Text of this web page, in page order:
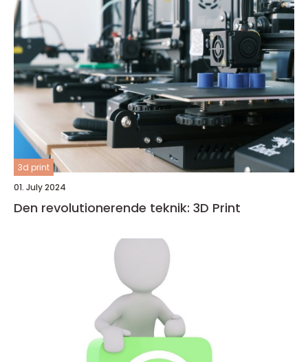
3d print
01. July 2024
Den revolutionerende teknik: 3D Print